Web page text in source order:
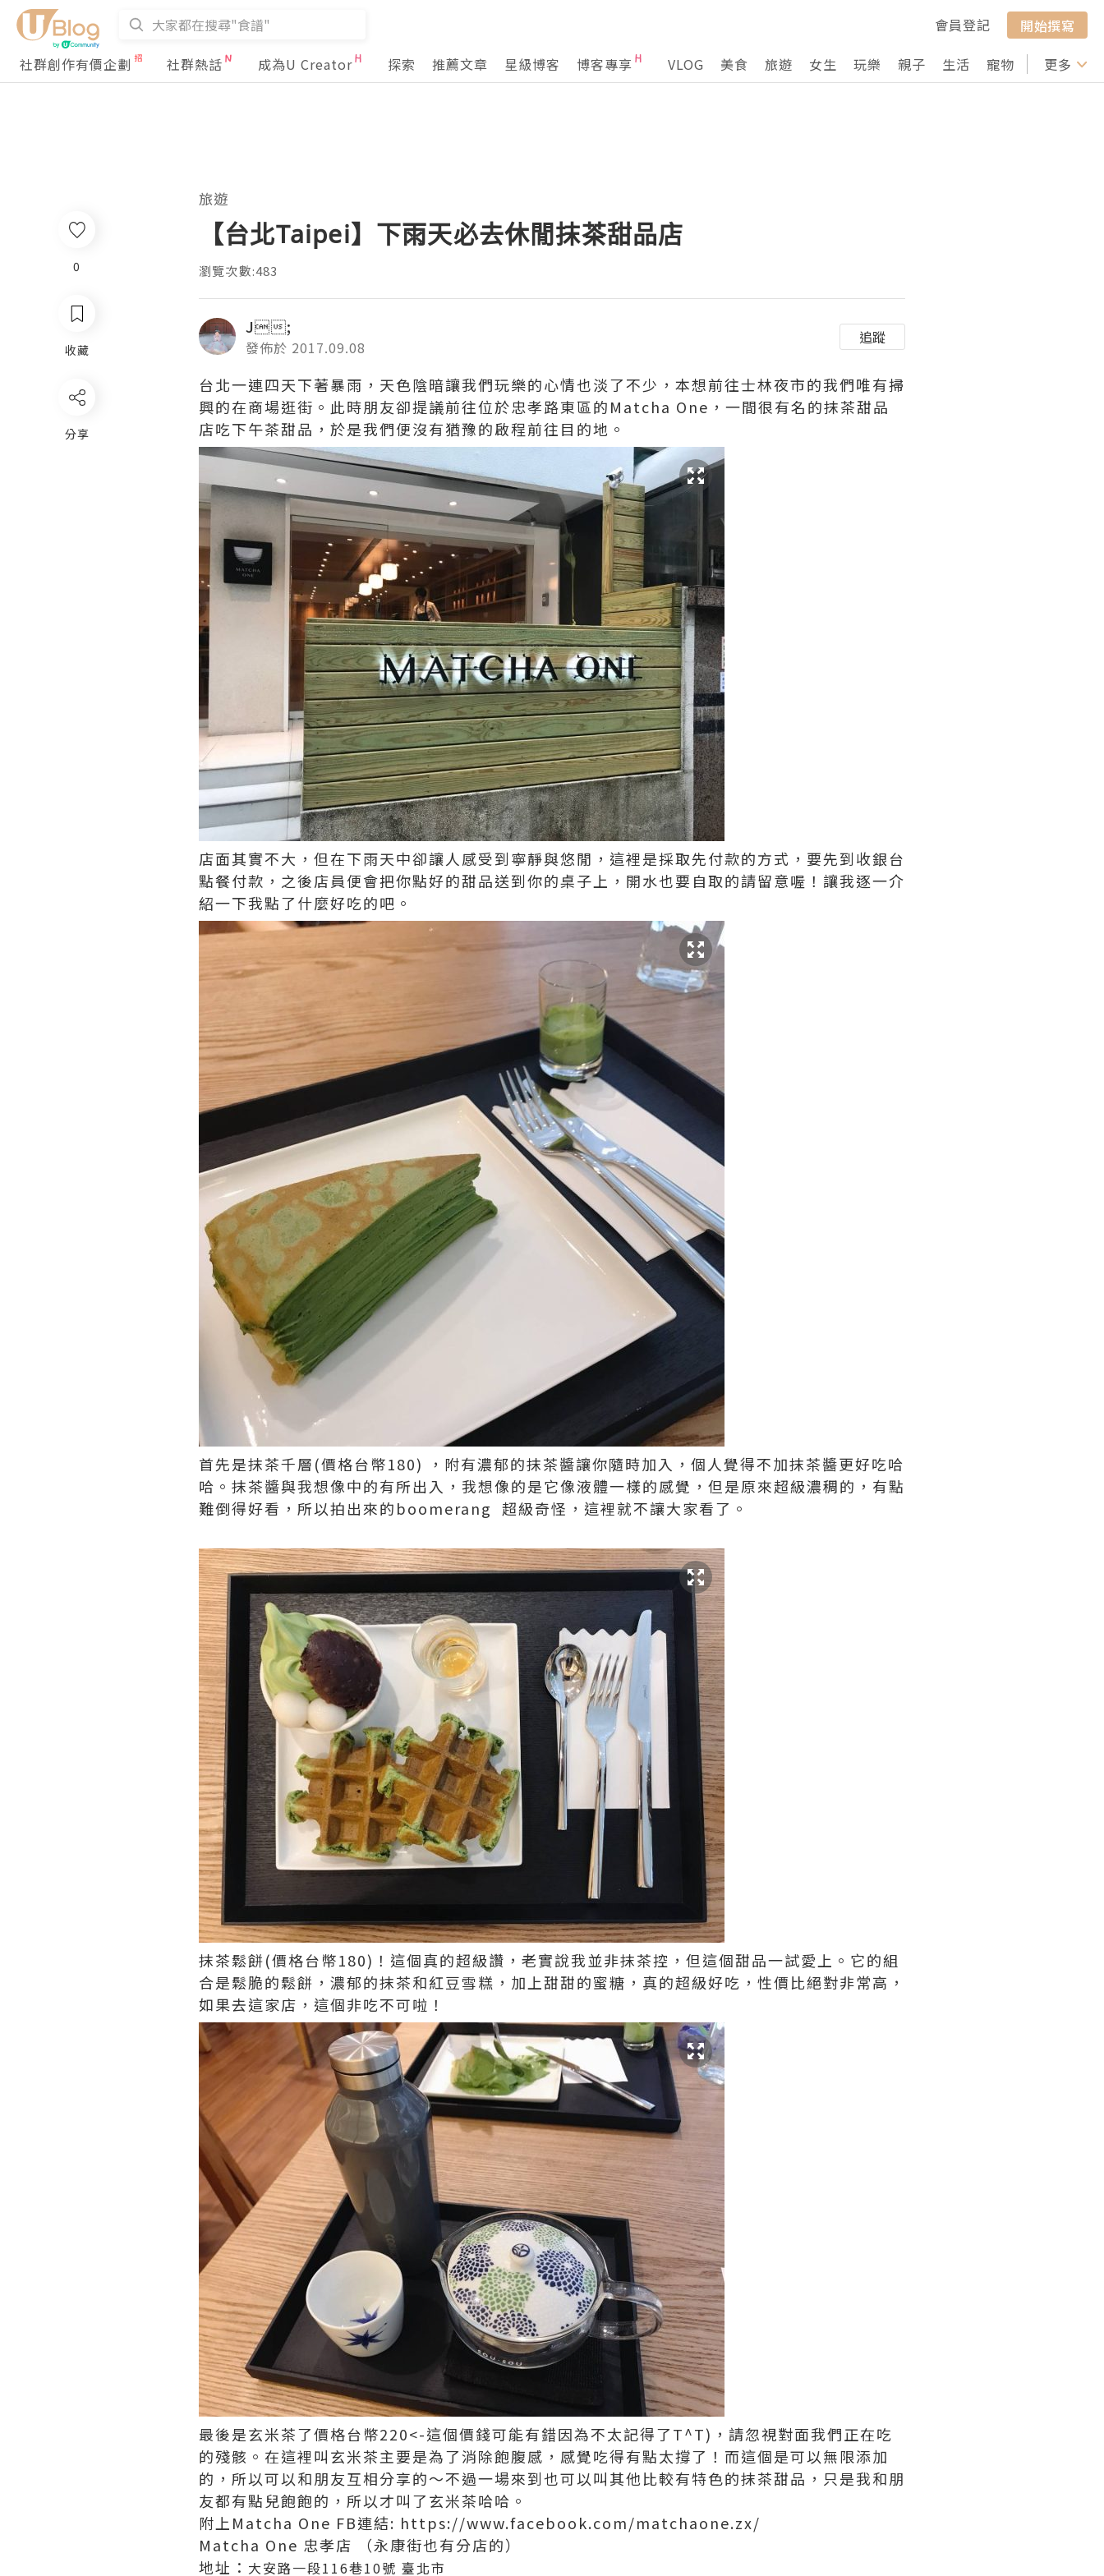
會員登記
開始撰寫
社群創作有價企劃
社群熱話 成為U Creator 探索 推薦文章 星級博客 博客專享 VLOG 美食 旅遊 女生 玩樂 親子 生活 寵物 行山 打卡
更多
0
收藏
分享
旅遊
【台北Taipei】下雨天必去休閒抹茶甜品店
瀏覽次數:483
J;
發佈於 2017.09.08
追蹤
台北一連四天下著暴雨，天色陰暗讓我們玩樂的心情也淡了不少，本想前往士林夜市的我們唯有掃
興的在商場逛街。此時朋友卻提議前往位於忠孝路東區的Matcha One，一間很有名的抹茶甜品
店吃下午茶甜品，於是我們便沒有猶豫的啟程前往目的地。
店面其實不大，但在下雨天中卻讓人感受到寧靜與悠閒，這裡是採取先付款的方式，要先到收銀台
點餐付款，之後店員便會把你點好的甜品送到你的桌子上，開水也要自取的請留意喔！讓我逐一介
紹一下我點了什麼好吃的吧。
首先是抹茶千層(價格台幣180) ，附有濃郁的抹茶醬讓你隨時加入，個人覺得不加抹茶醬更好吃哈
哈。抹茶醬與我想像中的有所出入，我想像的是它像液體一樣的感覺，但是原來超級濃稠的，有點
難倒得好看，所以拍出來的boomerang 超級奇怪，這裡就不讓大家看了。
抹茶鬆餅(價格台幣180)！這個真的超級讚，老實說我並非抹茶控，但這個甜品一試愛上。它的組
合是鬆脆的鬆餅，濃郁的抹茶和紅豆雪糕，加上甜甜的蜜糖，真的超級好吃，性價比絕對非常高，
如果去這家店，這個非吃不可啦！
最後是玄米茶了價格台幣220<-這個價錢可能有錯因為不太記得了T^T)，請忽視對面我們正在吃
的殘骸。在這裡叫玄米茶主要是為了消除飽腹感，感覺吃得有點太撐了！而這個是可以無限添加
的，所以可以和朋友互相分享的～不過一場來到也可以叫其他比較有特色的抹茶甜品，只是我和朋
友都有點兒飽飽的，所以才叫了玄米茶哈哈。
附上Matcha One FB連結: https://www.facebook.com/matchaone.zx/
Matcha One 忠孝店 （永康街也有分店的）
地址： 大安路一段116巷10號 臺北市